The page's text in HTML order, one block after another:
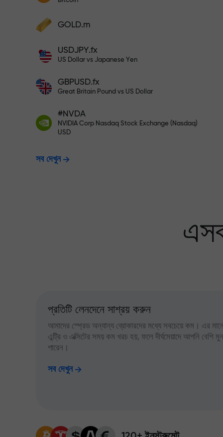
ডিপোজিট করুন এবং আপনার ডিপোজিটের 1,000 গুণ বোনাস
ঝুঁকিমুক্তভাবে
নিশ্চয়তা দিচ্ছি
X1000 পর্যন্ত বোনাস
হার
GOLD.m
USDJPY.fx
US Dollar vs Japanese Yen
GBPUSD.fx
Great Britain Pound vs US Dollar
#NVDA
NVIDIA Corp Nasdaq Stock Exchange (Nasdaq)
USD
সব দেখুন
প্রতিটি লেনদেনে সাশ্রয় করুন
আমাদের স্প্রেড অন্যান্য ব্রোকারদের মধ্যে সবচেয়ে কম। এর মানে,
এন্ট্রি ও এক্সিটের সময় কম খরচ হয়, ফলে দীর্ঘমেয়াদে আপনি বেশি
পারেন।
সব দেখুন